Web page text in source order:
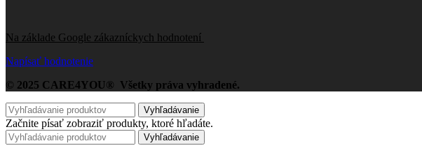
Na základe Google zákazníckych hodnotení
Napísať hodnotenie
© 2025 CARE4YOU® Všetky práva vyhradené.
Vyhľadávanie
Začnite písať zobraziť produkty, ktoré hľadáte.
Vyhľadávanie